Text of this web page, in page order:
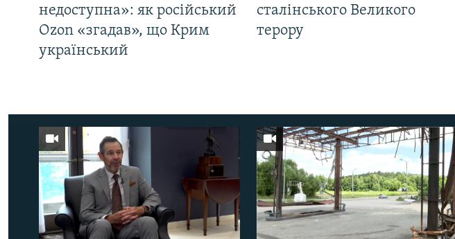
недоступна»: як російський
Ozon «згадав», що Крим
український
сталінського Великого
терору